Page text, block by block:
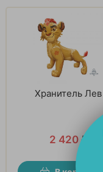
Хранитель Лев
2 420₽